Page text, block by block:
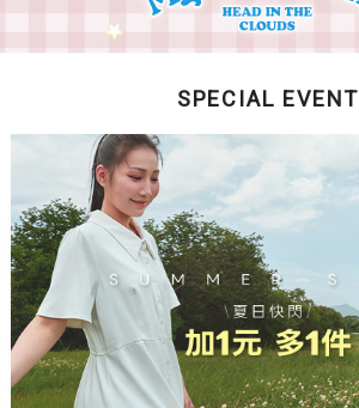
SPECIAL EVENT